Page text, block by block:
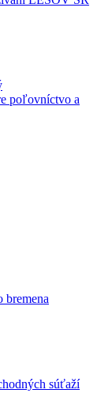
poľovníctvo a
bremena
súťaží